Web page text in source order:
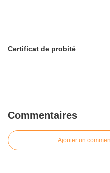
Certificat de probité
Commentaires
Ajouter un